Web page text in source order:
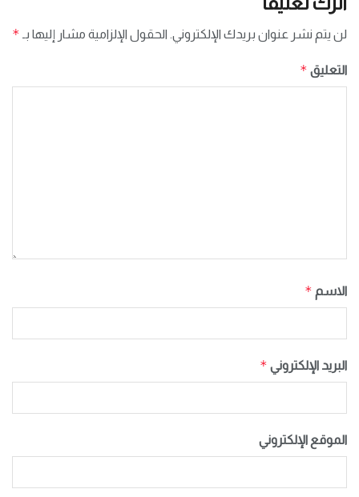
لن يتم نشر عنوان بريدك الإلكتروني. الحقول الإلزامية مشار إليها بـ *
التعليق *
الاسم *
البريد الإلكتروني *
الموقع الإلكتروني